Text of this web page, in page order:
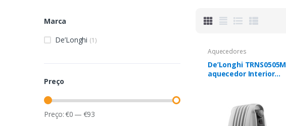
Marca
De’Longhi (1)
Preço
Preço:€0 — €93
Aquecedores
De’Longhi TRNS0505M
aquecedor Interior